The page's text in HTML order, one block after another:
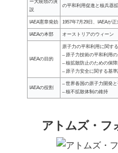
ー大統領の演
説
の平和利用促進と核兵器
IAEA憲章発効 1957年7月29日、IAEAが正
IAEAの本部 オーストリアのウィーン
IAEAの目的
原子力の平和利用に関す
– 原子力技術の平和利用
– 核拡散防止のための保
– 原子力安全に関する基
IAEAの役割
– 世界各国の原子力開発
– 核不拡散体制の維持
アトムズ・フ